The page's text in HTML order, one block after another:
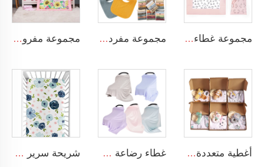
مجموعة غطاء ناعمة باللون الوردي مكونة من 3 قطع لمجموعة غرفة الأطفال، تحتوي على غطاء ومفارش سريرية ملائمة للأطفال الفتيات مجموعة مفردة من المناديل المقاومة للرذاذ مصنوعة من القطن المسيلي الناعم جدًا مجموعة مفروشات سرير الطفل المكونة من 3 قطع: بطانية، وشاح مطاطي، وتنورة سرير
أغطية متعددة الاستخدام مقاس 30 × 40 بوصة مصنوعة من البوليستر ناعمة الملمس ومزينة بنقاط مينكي غطاء رضاعة طفولي ناعم للغاية مصنوع من المودال المرن شريحة سرير أطفال بنمط زهور كرتونية مصممة من القطن الناعم بنسبة 100%